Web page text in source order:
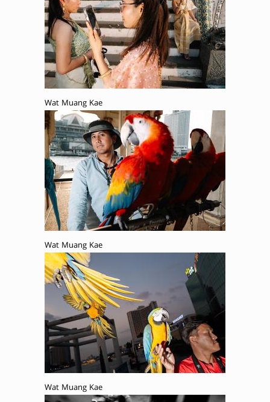
Wat Muang Kae
Wat Muang Kae
Wat Muang Kae